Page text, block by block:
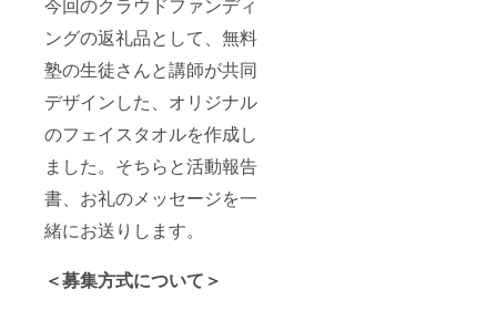
ングの返礼品として、無料
塾の生徒さんと講師が共同
デザインした、オリジナル
のフェイスタオルを作成し
ました。そちらと活動報告
書、お礼のメッセージを一
緒にお送りします。
＜募集方式について＞